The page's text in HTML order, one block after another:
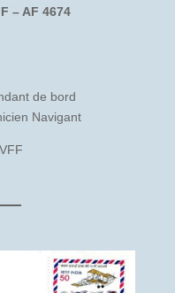
– AF 4674
de bord
Navigant